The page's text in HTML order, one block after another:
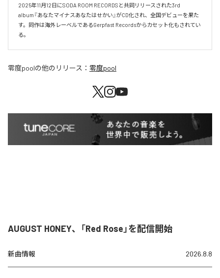
2025年11月12日にSODA ROOM RECORDSと共同リリースされた3rd
album『あなたマイナスあなたはせかい』がCD化され、全国デビューを果た
す。同作は海外レーベルであるGerpfast Recordsからカセット化もされてい
る。
零度poolの他のリリース： 零度pool
AUGUST HONEY、「Red Rose」を配信開始
新曲情報 2026.8.8